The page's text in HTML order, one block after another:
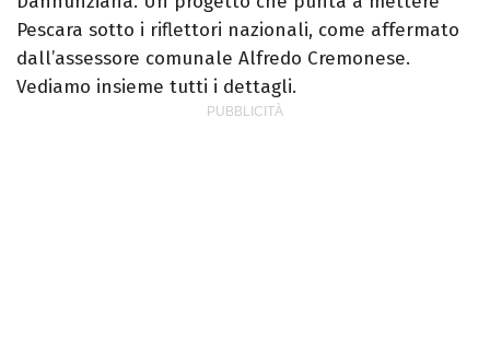
Pescara sotto i riflettori nazionali, come affermato
dall’assessore comunale Alfredo Cremonese.
Vediamo insieme tutti i dettagli.